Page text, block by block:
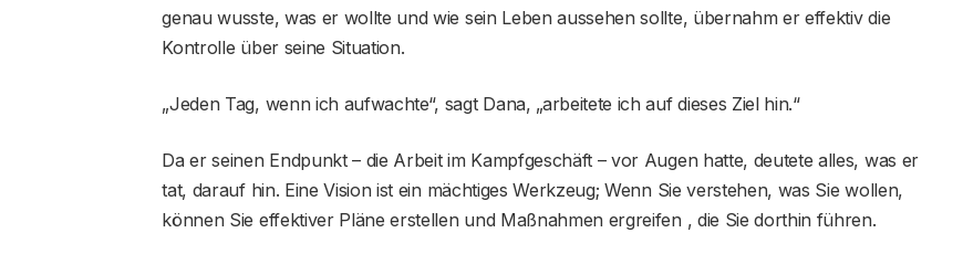
genau wusste, was er wollte und wie sein Leben aussehen sollte, übernahm er effektiv die
Kontrolle über seine Situation.
„Jeden Tag, wenn ich aufwachte“, sagt Dana, „arbeitete ich auf dieses Ziel hin.“
Da er seinen Endpunkt – die Arbeit im Kampfgeschäft – vor Augen hatte, deutete alles, was er
tat, darauf hin. Eine Vision ist ein mächtiges Werkzeug; Wenn Sie verstehen, was Sie wollen,
können Sie effektiver Pläne erstellen und Maßnahmen ergreifen , die Sie dorthin führen.